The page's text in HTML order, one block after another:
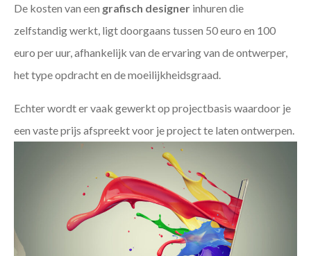
De kosten van een grafisch designer inhuren die
zelfstandig werkt, ligt doorgaans tussen 50 euro en 100
euro per uur, afhankelijk van de ervaring van de ontwerper,
het type opdracht en de moeilijkheidsgraad.
Echter wordt er vaak gewerkt op projectbasis waardoor je
een vaste prijs afspreekt voor je project te laten ontwerpen.